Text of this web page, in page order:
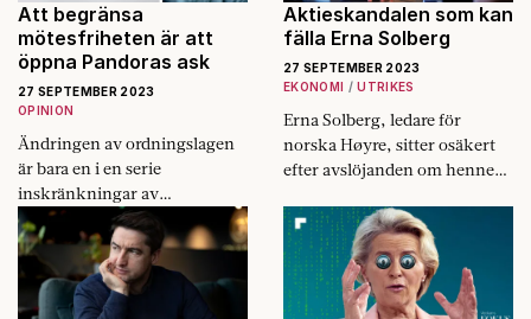
Att begränsa
mötesfriheten är att
öppna Pandoras ask
27 SEPTEMBER 2023
OPINION
Ändringen av ordningslagen
är bara en i en serie
inskränkningar av
svenskarnas demokratiska
rättigheter, skriver
yttrandefrihetsexperten Nils
Funcke.
Aktieskandalen som kan
fälla Erna Solberg
27 SEPTEMBER 2023
EKONOMI
UTRIKES
Erna Solberg, ledare för
norska Høyre, sitter osäkert
efter avslöjanden om hennes